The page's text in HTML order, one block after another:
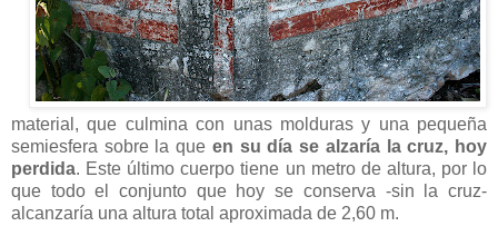
material, que culmina con unas molduras y una pequeña
semiesfera sobre la que en su día se alzaría la cruz, hoy
perdida. Este último cuerpo tiene un metro de altura, por lo
que todo el conjunto que hoy se conserva -sin la cruz-
alcanzaría una altura total aproximada de 2,60 m.